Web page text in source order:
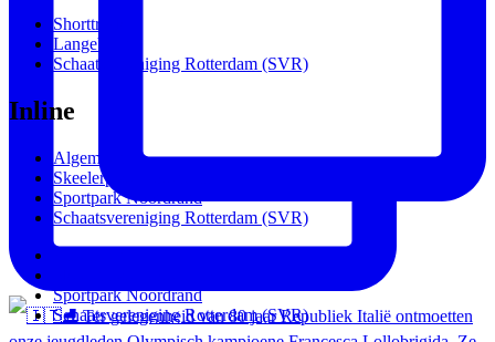
Shorttrack
Langebaan
Schaatsvereniging Rotterdam (SVR)
Inline
Algemeen
Skeelerpiste Rotterdam
Sportpark Noordrand
Schaatsvereniging Rotterdam (SVR)
Sportpark Noordrand
Schaatsvereniging Rotterdam (SVR)